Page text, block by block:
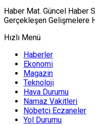
Haber Mat. Güncel Haber
Gerçekleşen Gelişmelere
Hızlı Menü
Haberler
Ekonomi
Magazin
Teknoloji
Hava Durumu
Namaz Vakitleri
Nöbetçi Eczaneler
Yol Durumu